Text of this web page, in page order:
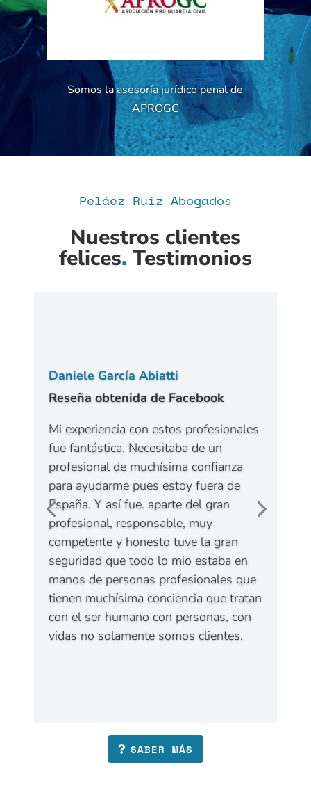
Somos la asesoría jurídico penal de
APROGC
Peláez Ruiz Abogados
Nuestros clientes
felices. Testimonios
SABER MÁS